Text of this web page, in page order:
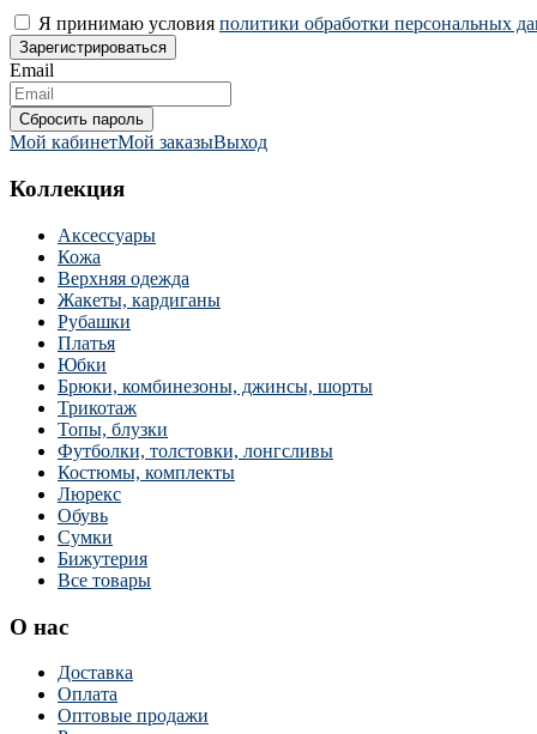
Я принимаю условия политики обработки персональных
Email
Мой кабинетМой заказыВыход
Коллекция
Аксессуары
Кожа
Верхняя одежда
Жакеты, кардиганы
Рубашки
Платья
Юбки
Брюки, комбинезоны, джинсы, шорты
Трикотаж
Топы, блузки
Футболки, толстовки, лонгсливы
Костюмы, комплекты
Люрекс
Обувь
Сумки
Бижутерия
Все товары
О нас
Доставка
Оплата
Оптовые продажи